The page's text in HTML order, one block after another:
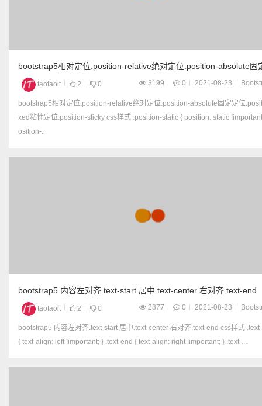
bootstrap5相对定位.position-relative绝对定位.position-absolute固
位.position-fixed粘性定位.position-sticky
taotaoit 2 0 3199 0 2021-08-23
bootstrap5相对定位.position-relative绝对定位.position-absolute固定定位
xed粘性定位.position-sticky css样式 .position-static { position: static !important; } .p
osition-...
bootstrap5 内容左对齐.text-start 居中.text-center 右对齐.text-end
taotaoit 2 0 2877 0 2021-08-23
bootstrap5 内容左对齐.text-start 居中.text-center 右对齐.text-end css样式 .text-start
{ text-align: left !important; } .text-end { text-align: right !important; } .text-...